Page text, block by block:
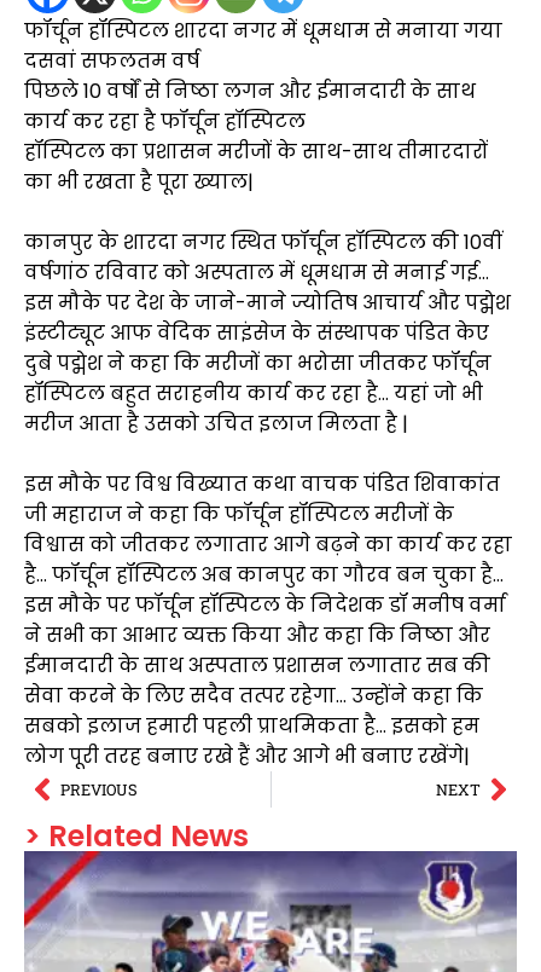
फॉर्चून हॉस्पिटल शारदा नगर में धूमधाम से मनाया गया
दसवां सफलतम वर्ष
पिछले 10 वर्षों से निष्ठा लगन और ईमानदारी के साथ
कार्य कर रहा है फॉर्चून हॉस्पिटल
हॉस्पिटल का प्रशासन मरीजों के साथ-साथ तीमारदारों
का भी रखता है पूरा ख्याल|
कानपुर के शारदा नगर स्थित फॉर्चून हॉस्पिटल की 10वीं
वर्षगांठ रविवार को अस्पताल में धूमधाम से मनाई गई…
इस मौके पर देश के जाने-माने ज्योतिष आचार्य और पद्मेश
इंस्टीट्यूट आफ वेदिक साइंसेज के संस्थापक पंडित केए
दुबे पद्मेश ने कहा कि मरीजों का भरोसा जीतकर फॉर्चून
हॉस्पिटल बहुत सराहनीय कार्य कर रहा है… यहां जो भी
मरीज आता है उसको उचित इलाज मिलता है |
इस मौके पर विश्व विख्यात कथा वाचक पंडित शिवाकांत
जी महाराज ने कहा कि फॉर्चून हॉस्पिटल मरीजों के
विश्वास को जीतकर लगातार आगे बढ़ने का कार्य कर रहा
है… फॉर्चून हॉस्पिटल अब कानपुर का गौरव बन चुका है…
इस मौके पर फॉर्चून हॉस्पिटल के निदेशक डॉ मनीष वर्मा
ने सभी का आभार व्यक्त किया और कहा कि निष्ठा और
ईमानदारी के साथ अस्पताल प्रशासन लगातार सब की
सेवा करने के लिए सदैव तत्पर रहेगा… उन्होंने कहा कि
सबको इलाज हमारी पहली प्राथमिकता है… इसको हम
लोग पूरी तरह बनाए रखे हैं और आगे भी बनाए रखेंगे|
PREVIOUS NEXT
> Related News